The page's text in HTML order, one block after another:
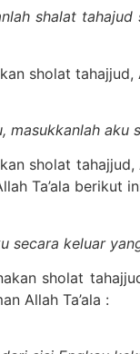
shalat
sholat
masukkanlah aku
sholat
Ta’ala berikut
secara keluar
sholat
Allah Ta’ala :